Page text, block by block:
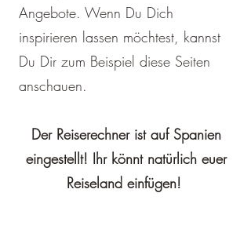
Angebote. Wenn Du Dich
inspirieren lassen möchtest, kannst
Du Dir zum Beispiel diese Seiten
anschauen.
Der Reiserechner ist auf Spanien
eingestellt! Ihr könnt natürlich euer
Reiseland einfügen!